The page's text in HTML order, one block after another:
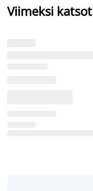
Viimeksi